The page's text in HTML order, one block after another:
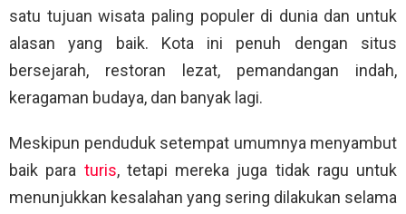
satu tujuan wisata paling populer di dunia dan untuk
alasan yang baik. Kota ini penuh dengan situs
bersejarah, restoran lezat, pemandangan indah,
keragaman budaya, dan banyak lagi.
Meskipun penduduk setempat umumnya menyambut
baik para turis, tetapi mereka juga tidak ragu untuk
menunjukkan kesalahan yang sering dilakukan selama